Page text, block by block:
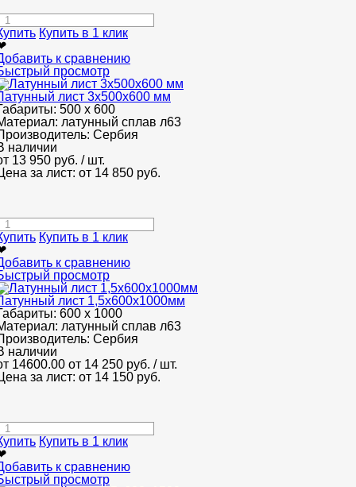
Купить в 1 клик
к сравнению
просмотр
лист 3x500x600 мм
500 х 600
латунный сплав л63
Сербия
наличии
13 950 руб. / шт.
за лист: от 14 850 руб.
Купить в 1 клик
к сравнению
просмотр
лист 1,5x600x1000мм
600 х 1000
латунный сплав л63
Сербия
наличии
14600.00 от 14 250 руб. / шт.
за лист: от 14 150 руб.
Купить в 1 клик
к сравнению
просмотр